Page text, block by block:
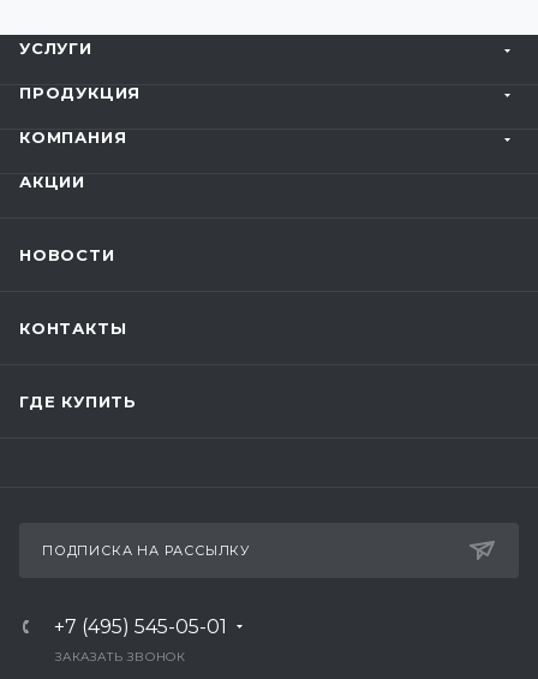
УСЛУГИ
ПРОДУКЦИЯ
КОМПАНИЯ
АКЦИИ
НОВОСТИ
КОНТАКТЫ
ГДЕ КУПИТЬ
ПОДПИСКА НА РАССЫЛКУ
+7 (495) 545-05-01
ЗАКАЗАТЬ ЗВОНОК